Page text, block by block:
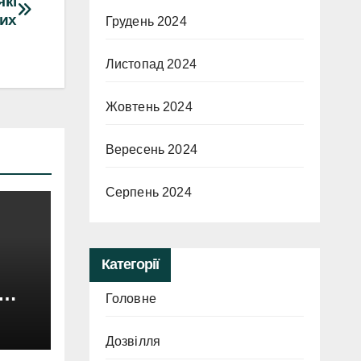
Грудень 2024
Листопад 2024
Жовтень 2024
Вересень 2024
Серпень 2024
Категорії
Головне
Дозвілля